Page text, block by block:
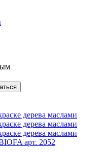
дерева маслами
дерева маслами
дерева маслами
арт. 2052